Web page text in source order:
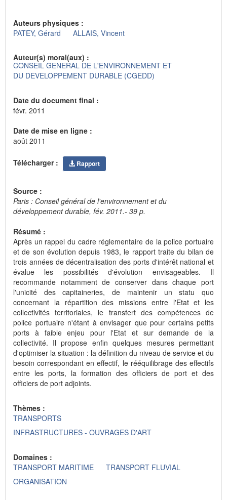
Auteurs physiques :
PATEY, Gérard
ALLAIS, Vincent
Auteur(s) moral(aux) :
CONSEIL GENERAL DE L'ENVIRONNEMENT ET
DU DEVELOPPEMENT DURABLE (CGEDD)
Date du document final :
févr. 2011
Date de mise en ligne :
août 2011
Télécharger : Rapport
Source :
Paris : Conseil général de l'environnement et du
développement durable, fév. 2011.- 39 p.
Résumé :
Après un rappel du cadre réglementaire de la police portuaire
et de son évolution depuis 1983, le rapport traite du bilan de
trois années de décentralisation des ports d'intérêt national et
évalue les possibilités d'évolution envisageables. Il
recommande notamment de conserver dans chaque port
l'unicité des capitaineries, de maintenir un statu quo
concernant la répartition des missions entre l'Etat et les
collectivités territoriales, le transfert des compétences de
police portuaire n'étant à envisager que pour certains petits
ports à faible enjeu pour l'Etat et sur demande de la
collectivité. Il propose enfin quelques mesures permettant
d'optimiser la situation : la définition du niveau de service et du
besoin correspondant en effectif, le rééquilibrage des effectifs
entre les ports, la formation des officiers de port et des
officiers de port adjoints.
Thèmes :
TRANSPORTS
INFRASTRUCTURES - OUVRAGES D'ART
Domaines :
TRANSPORT MARITIME
TRANSPORT FLUVIAL
ORGANISATION